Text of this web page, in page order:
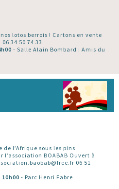
lotos berrois ! Cartons en vente
34 50 74 33
- Salle Alain Bombard : Amis du
l’Afrique sous les pins
BOABAB Ouvert à
06 51
- Parc Henri Fabre